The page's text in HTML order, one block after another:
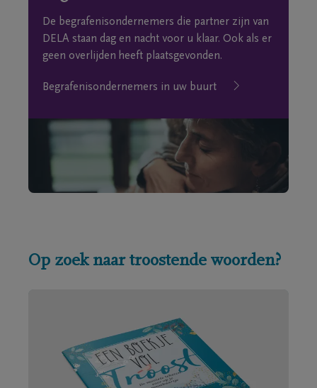
De begrafenisondernemers die partner zijn van
DELA staan dag en nacht voor u klaar. Ook als er
geen overlijden heeft plaatsgevonden.
Begrafenisondernemers in uw buurt
Op zoek naar troostende woorden?